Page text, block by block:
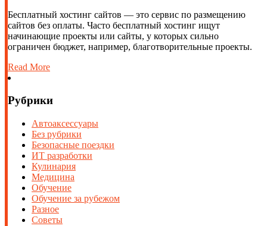
Бесплатный хостинг сайтов — это сервис по размещению
сайтов без оплаты. Часто бесплатный хостинг ищут
начинающие проекты или сайты, у которых сильно
ограничен бюджет, например, благотворительные проекты.
Read More
Рубрики
Автоаксессуары
Без рубрики
Безопасные поездки
ИТ разработки
Кулинария
Медицина
Обучение
Обучение за рубежом
Разное
Советы